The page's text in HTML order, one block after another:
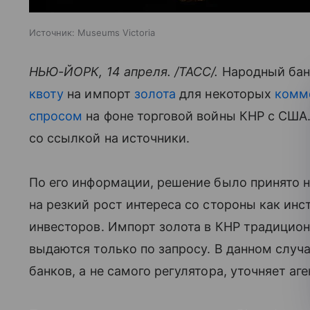
Источник: Museums Victoria
НЬЮ-ЙОРК, 14 апреля. /ТАСС/. Народный
квоту на импорт золота для некоторых
спросом на фоне торговой войны КНР с
со ссылкой на источники.
По его информации, решение было принято
на резкий рост интереса со стороны как
инвесторов. Импорт золота в КНР
выдаются только по запросу. В данном
банков, а не самого регулятора, уточняет